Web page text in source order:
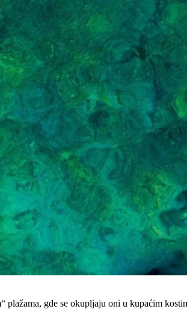
plažama, gde se okupljaju oni u kupaćim